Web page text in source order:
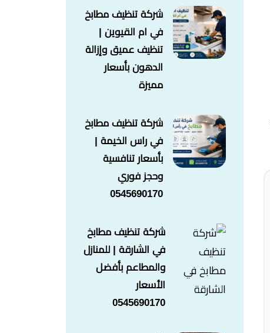
شركة تنظيف مطابخ
في ام القيوين |
تنظيف عميق وإزالة
الدهون بأسعار
مميزة
شركة تنظيف مطابخ
في راس الخيمة |
بأسعار تنافسية
وحجز فوري
0545690170
شركة تنظيف مطابخ
في الشارقة | للمنازل
والمطاعم بأفضل
الأسعار
0545690170